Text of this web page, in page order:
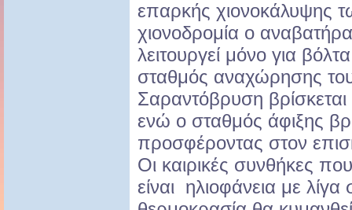
επαρκής χιονοκάλυψης
χιονοδρομία ο
λειτουργεί μόνο για
σταθμός αναχώρησης
Σαραντόβρυση
ενώ ο σταθμός άφιξης
προσφέροντας στον
Οι καιρικές συνθήκες
είναι ηλιοφάνεια με